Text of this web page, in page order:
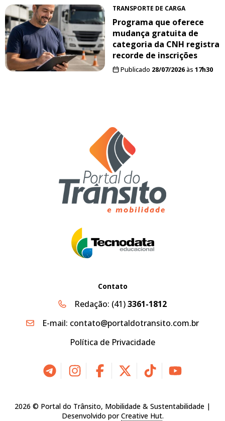
TRANSPORTE DE CARGA
Programa que oferece
mudança gratuita de
categoria da CNH registra
recorde de inscrições
Publicado 28/07/2026às 17h30
Contato
Redação: (41)3361-1812
E-mail: contato@portaldotransito.com.br
Política de Privacidade
2026 © Portal do Trânsito, Mobilidade & Sustentabilidade |
Desenvolvido porCreative Hut.